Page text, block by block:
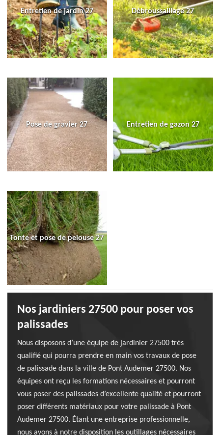
Entretien de jardin 27 Débroussaillage 27
Pose de gravier 27 Entretien de gazon 27
Tonte et pose de pelouse 27
Nos jardiniers 27500 pour poser vos
palissades
Nous disposons d’une équipe de jardinier 27500 très
qualifié qui pourra prendre en main vos travaux de pose
de palissade dans la ville de Pont Audemer 27500. Nos
équipes ont reçu les formations nécessaires et pourront
vous poser des palissades d’excellente qualité et pourront
poser différents matériaux pour votre palissade à Pont
Audemer 27500. Étant une entreprise professionnelle,
nous avons à notre disposition les outillages nécessaires